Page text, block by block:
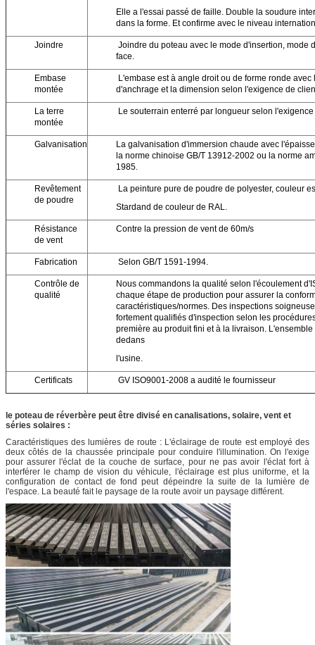
Elle a l'essai passé de faille. Double la soudure
dans la forme. Et confirme avec le niveau
Joindre
Joindre du poteau avec le mode d'insertion, mode
face.
Embase
montée
L'embase est à angle droit ou de forme ronde
d'anchrage et la dimension selon l'exigence de
La terre
montée
Le souterrain enterré par longueur selon
Galvanisation
La galvanisation d'immersion chaude avec
la norme chinoise GB/T 13912-2002 ou la norme
1985.
Revêtement
de poudre
La peinture pure de poudre de polyester, couleur
Stardand de couleur de RAL.
Résistance
de vent
Contre la pression de vent de 60m/s
Fabrication Selon GB/T 1591-1994.
Contrôle de
qualité
Nous commandons la qualité selon l'écoulement
chaque étape de production pour assurer la
caractéristiques/normes. Des inspections
fortement qualifiés d'inspection selon les
première au produit fini et à la livraison.
dedans
l'usine.
Certificats GV ISO9001-2008 a audité le fournisseur
le poteau de réverbère peut être divisé en canalisations, solaire, vent et
séries solaires :
Caractéristiques des lumières de route : L'éclairage de route est employé des
deux côtés de la chaussée principale pour conduire l'illumination. On l'exige
pour assurer l'éclat de la couche de surface, pour ne pas avoir l'éclat fort à
interférer le champ de vision du véhicule, l'éclairage est plus uniforme, et la
configuration de contact de fond peut dépeindre la suite de la lumière de
l'espace. La beauté fait le paysage de la route avoir un paysage différent.